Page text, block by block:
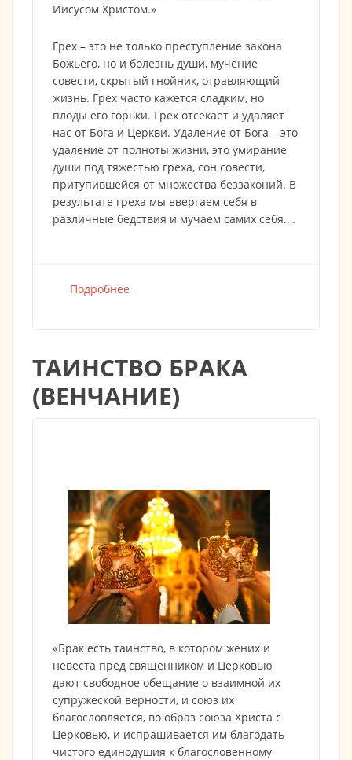
Иисусом Христом.»
Грех – это не только преступление закона
Божьего, но и болезнь души, мучение
совести, скрытый гнойник, отравляющий
жизнь. Грех часто кажется сладким, но
плоды его горьки. Грех отсекает и удаляет
нас от Бога и Церкви. Удаление от Бога – это
удаление от полноты жизни, это умирание
души под тяжестью греха, сон совести,
притупившейся от множества беззаконий. В
результате греха мы ввергаем себя в
различные бедствия и мучаем самих себя.…
Подробнее
ТАИНСТВО БРАКА
(ВЕНЧАНИЕ)
«Брак есть таинство, в котором жених и
невеста пред священником и Церковью
дают свободное обещание о взаимной их
супружеской верности, и союз их
благословляется, во образ союза Христа с
Церковью, и испрашивается им благодать
чистого единодушия к благословенному